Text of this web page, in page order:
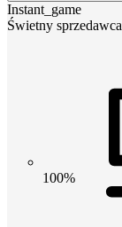
Instant_game
Świetny sprzedawca
100%